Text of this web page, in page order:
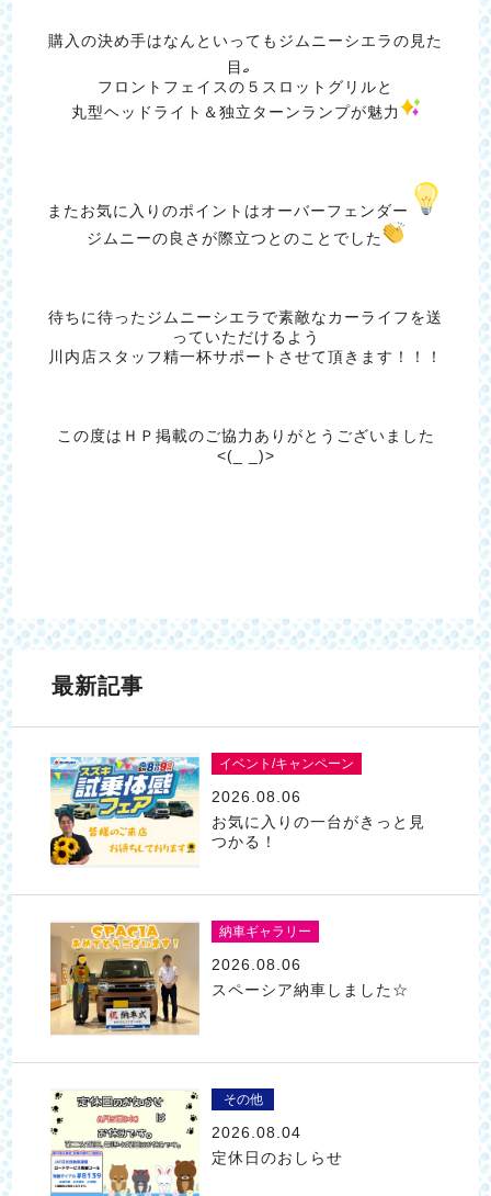
購入の決め手はなんといってもジムニーシエラの見た
目
フロントフェイスの５スロットグリルと
丸型ヘッドライト＆独立ターンランプが魅力
またお気に入りのポイントはオーバーフェンダー
ジムニーの良さが際立つとのことでした
待ちに待ったジムニーシエラで素敵なカーライフを送
っていただけるよう
川内店スタッフ精一杯サポートさせて頂きます！！！
この度はＨＰ掲載のご協力ありがとうございました
<(_ _)>
最新記事
イベント/キャンペーン
2026.08.06
お気に入りの一台がきっと見
つかる！
納車ギャラリー
2026.08.06
スペーシア納車しました☆
その他
2026.08.04
定休日のおしらせ